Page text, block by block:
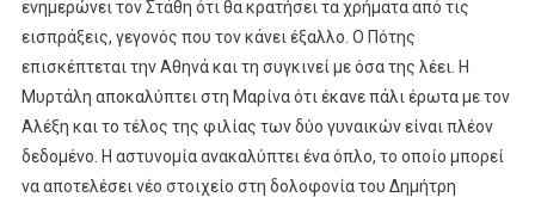
ενημερώνει τον Στάθη ότι θα κρατήσει τα χρήματα από τις
εισπράξεις, γεγονός που τον κάνει έξαλλο. Ο Πότης
επισκέπτεται την Αθηνά και τη συγκινεί με όσα της λέει. Η
Μυρτάλη αποκαλύπτει στη Μαρίνα ότι έκανε πάλι έρωτα με τον
Αλέξη και το τέλος της φιλίας των δύο γυναικών είναι πλέον
δεδομένο. Η αστυνομία ανακαλύπτει ένα όπλο, το οποίο μπορεί
να αποτελέσει νέο στοιχείο στη δολοφονία του Δημήτρη